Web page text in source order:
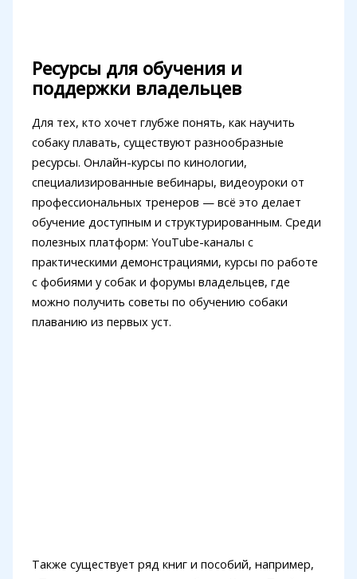
Ресурсы для обучения и
поддержки владельцев
Для тех, кто хочет глубже понять, как научить
собаку плавать, существуют разнообразные
ресурсы. Онлайн-курсы по кинологии,
специализированные вебинары, видеоуроки от
профессиональных тренеров — всё это делает
обучение доступным и структурированным. Среди
полезных платформ: YouTube-каналы с
практическими демонстрациями, курсы по работе
с фобиями у собак и форумы владельцев, где
можно получить советы по обучению собаки
плаванию из первых уст.
Также существует ряд книг и пособий, например,